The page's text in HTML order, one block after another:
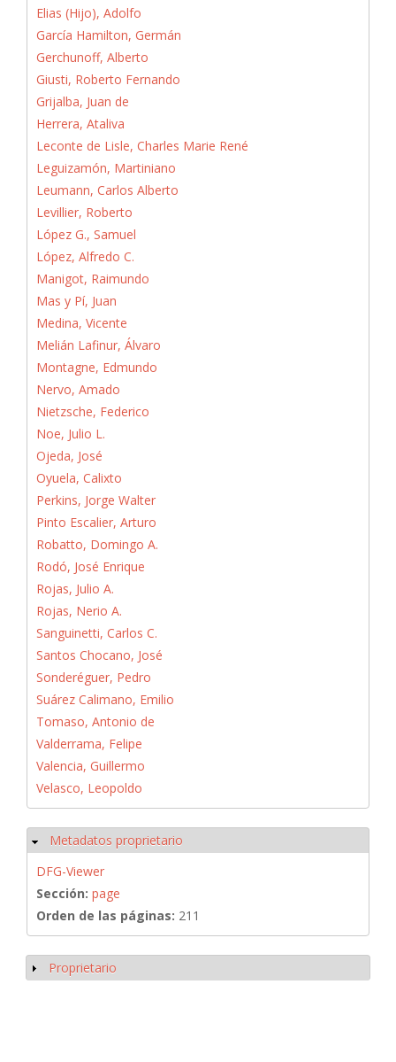
Elias (Hijo), Adolfo
García Hamilton, Germán
Gerchunoff, Alberto
Giusti, Roberto Fernando
Grijalba, Juan de
Herrera, Ataliva
Leconte de Lisle, Charles Marie René
Leguizamón, Martiniano
Leumann, Carlos Alberto
Levillier, Roberto
López G., Samuel
López, Alfredo C.
Manigot, Raimundo
Mas y Pí, Juan
Medina, Vicente
Melián Lafinur, Álvaro
Montagne, Edmundo
Nervo, Amado
Nietzsche, Federico
Noe, Julio L.
Ojeda, José
Oyuela, Calixto
Perkins, Jorge Walter
Pinto Escalier, Arturo
Robatto, Domingo A.
Rodó, José Enrique
Rojas, Julio A.
Rojas, Nerio A.
Sanguinetti, Carlos C.
Santos Chocano, José
Sonderéguer, Pedro
Suárez Calimano, Emilio
Tomaso, Antonio de
Valderrama, Felipe
Valencia, Guillermo
Velasco, Leopoldo
Ocultar
Metadatos proprietario
DFG-Viewer
Sección: page
Orden de las páginas: 211
Mostrar
Proprietario